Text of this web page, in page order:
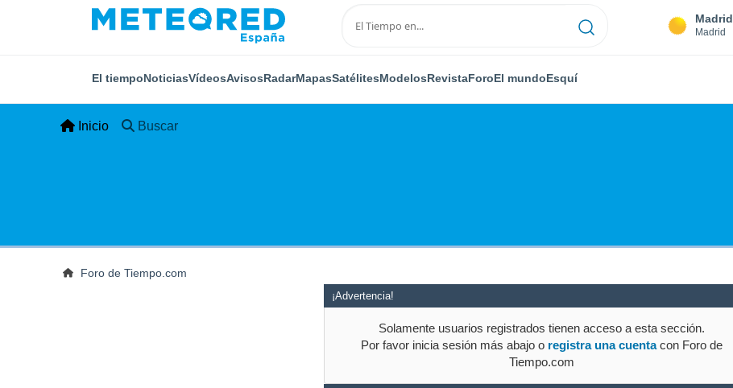
Madrid
Madrid
El tiempoNoticiasVídeosAvisosRadarMapasSatélitesModelosRevistaForoEl mundoEsquí
Inicio Buscar
Foro de Tiempo.com
¡Advertencia!
Solamente usuarios registrados tienen acceso a esta sección.
Por favor inicia sesión más abajo o registra una cuentacon Foro de
Tiempo.com